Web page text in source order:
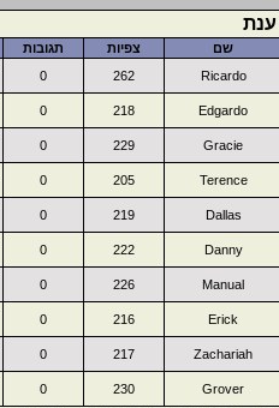
ענת
שם צפיות תגובות
Ricardo
262
0
Edgardo
218
0
Gracie
229
0
Terence
205
0
Dallas
219
0
Danny
222
0
Manual
226
0
Erick
216
0
Zachariah
217
0
Grover
230
0